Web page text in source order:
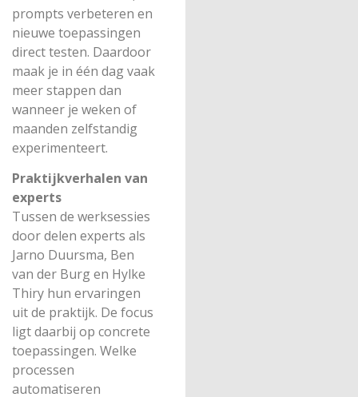
prompts verbeteren en
nieuwe toepassingen
direct testen. Daardoor
maak je in één dag vaak
meer stappen dan
wanneer je weken of
maanden zelfstandig
experimenteert.
Praktijkverhalen van
experts
Tussen de werksessies
door delen experts als
Jarno Duursma, Ben
van der Burg en Hylke
Thiry hun ervaringen
uit de praktijk. De focus
ligt daarbij op concrete
toepassingen. Welke
processen
automatiseren